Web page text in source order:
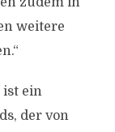
weitere
ist ein
der von